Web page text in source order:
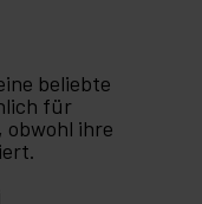
beliebte
für
ihre